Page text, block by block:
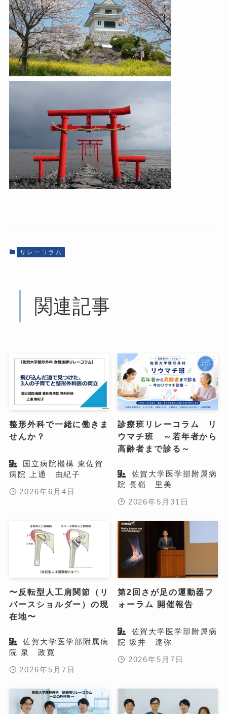
リレーコラム
関連記事
整形外科で一緒に働きま
せんか？
国立病院機構 東佐賀
病院 上通 由紀子
2026年6月4日
診療班リレーコラム リ
ウマチ班 ～若年者から
高齢者まで診る～
佐賀大学医学部附属病
院 長嶺 里美
2026年5月31日
〜反転型人工肩関節（リ
バースショルダー）の現
在地〜
佐賀大学医学部附属病
院 泉 政寛
2026年5月7日
第2回さが足の運動器フ
ォーラム 開催報告
佐賀大学医学部附属病
院 坂井 達弥
2026年5月7日